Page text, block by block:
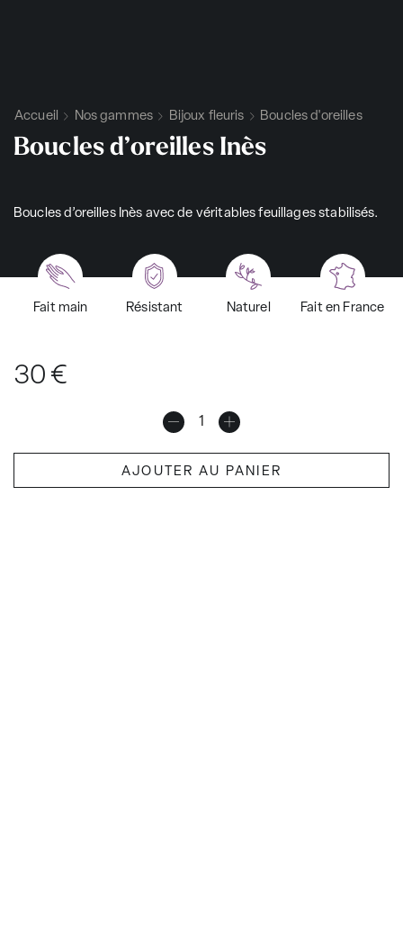
Accueil Nos gammes Bijoux fleuris Boucles d'oreilles
Boucles d’oreilles Inès
Boucles d’oreilles Inès avec de véritables feuillages stabilisés.
Fait main Résistant Naturel Fait en France
30€
AJOUTER AU PANIER